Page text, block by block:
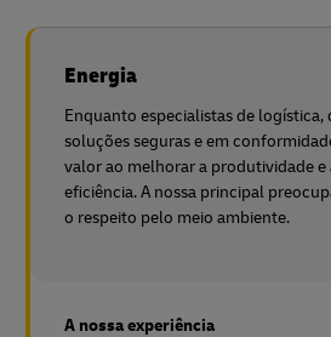
Energia
Enquanto especialistas de
soluções seguras e em
valor ao melhorar a produtividade e
eficiência. A nossa principal
o respeito pelo meio ambiente.
A nossa experiência